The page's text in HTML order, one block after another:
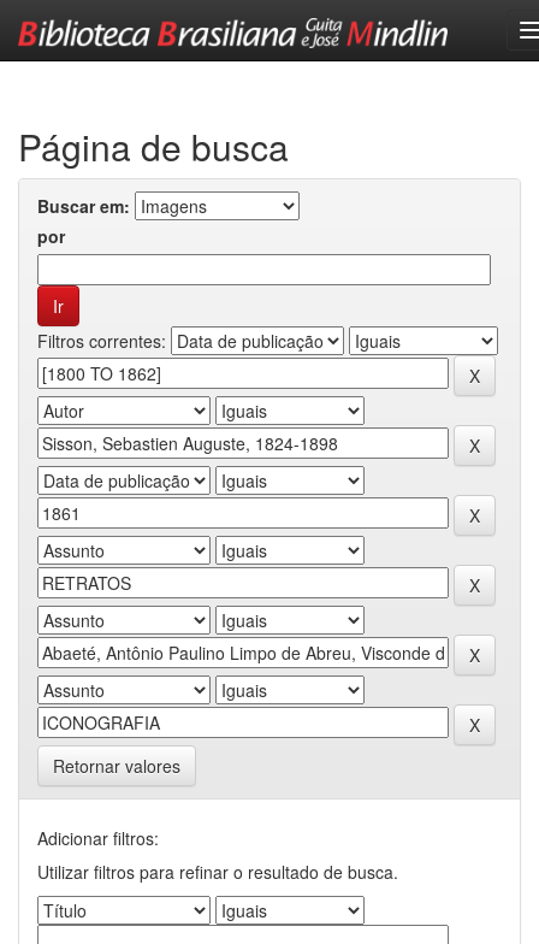
Página de busca
Buscar em:
por
Filtros correntes:
Retornar valores
Adicionar filtros:
Utilizar filtros para refinar o resultado de busca.